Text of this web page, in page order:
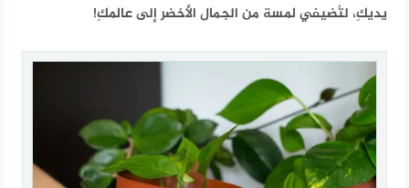
يديكِ، لتُضيفي لمسة من الجمال الأخضر إلى عالمكِ!